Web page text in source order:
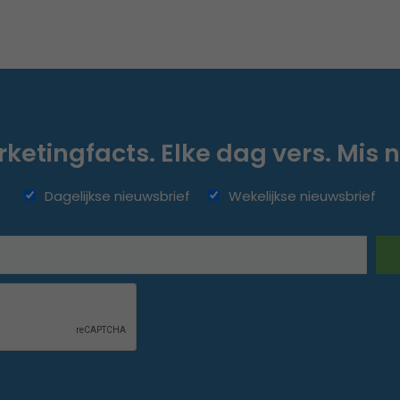
Elke dag vers. Mis
Dagelijkse nieuwsbrief Wekelijkse nieuwsbrief